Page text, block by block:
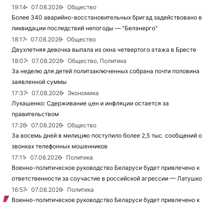
19:14
07.08.2026
Общество
Более 340 аварийно-восстановительных бригад задействовано в
ликвидации последствий непогоды — "Белэнерго"
18:17
07.08.2026
Общество
Двухлетняя девочка выпала из окна четвертого этажа в Бресте
18:07
07.08.2026
Общество, Политика
За неделю для детей политзаключенных собрана почти половина
заявленной суммы
17:37
07.08.2026
Экономика
Лукашенко: Сдерживание цен и инфляции остается за
правительством
17:26
07.08.2026
Общество
За восемь дней в милицию поступило более 2,5 тыс. сообщений о
звонках телефонных мошенников
17:11
07.08.2026
Политика
Военно-политическое руководство Беларуси будет привлечено к
ответственности за соучастие в российской агрессии — Латушко
16:57
07.08.2026
Политика
Военно-политическое руководство Беларуси будет привлечено к